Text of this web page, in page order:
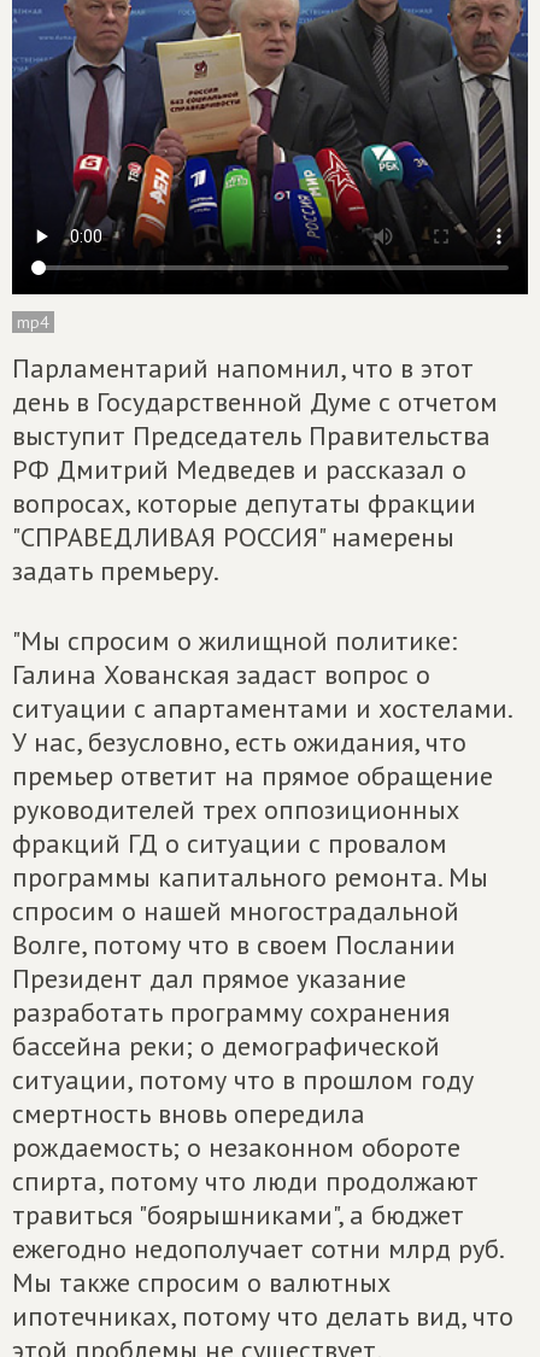
mp4
Парламентарий напомнил, что в этот
день в Государственной Думе с отчетом
выступит Председатель Правительства
РФ Дмитрий Медведев и рассказал о
вопросах, которые депутаты фракции
"СПРАВЕДЛИВАЯ РОССИЯ" намерены
задать премьеру.
"Мы спросим о жилищной политике:
Галина Хованская задаст вопрос о
ситуации с апартаментами и хостелами.
У нас, безусловно, есть ожидания, что
премьер ответит на прямое обращение
руководителей трех оппозиционных
фракций ГД о ситуации с провалом
программы капитального ремонта. Мы
спросим о нашей многострадальной
Волге, потому что в своем Послании
Президент дал прямое указание
разработать программу сохранения
бассейна реки; о демографической
ситуации, потому что в прошлом году
смертность вновь опередила
рождаемость; о незаконном обороте
спирта, потому что люди продолжают
травиться "боярышниками", а бюджет
ежегодно недополучает сотни млрд руб.
Мы также спросим о валютных
ипотечниках, потому что делать вид, что
этой проблемы не существует,